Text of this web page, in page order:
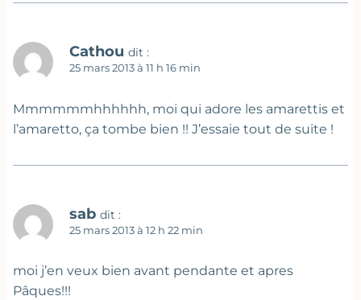
Cathou dit :
25 mars 2013 à 11 h 16 min
Mmmmmmhhhhhh, moi qui adore les amarettis et
l’amaretto, ça tombe bien !! J’essaie tout de suite !
sab dit :
25 mars 2013 à 12 h 22 min
moi j’en veux bien avant pendante et apres
Pâques!!!